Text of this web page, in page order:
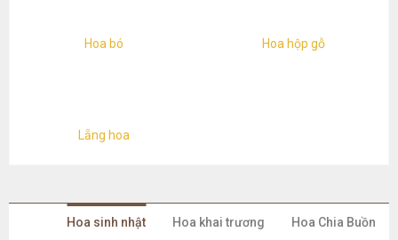
Hoa bó Hoa hộp gỗ
Lẵng hoa
Hoa sinh nhật Hoa khai trương Hoa Chia Buồn